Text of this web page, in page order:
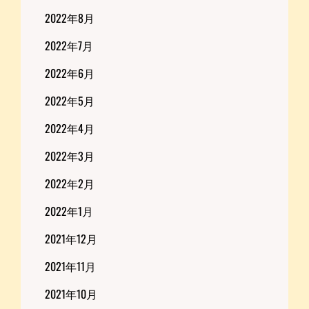
2022年8月
2022年7月
2022年6月
2022年5月
2022年4月
2022年3月
2022年2月
2022年1月
2021年12月
2021年11月
2021年10月